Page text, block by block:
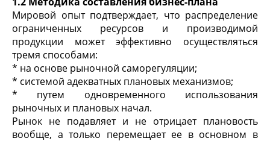
Мировой опыт подтверждает, что распределение
ограниченных ресурсов и производимой
продукции может эффективно осуществляться
тремя способами:
* на основе рыночной саморегуляции;
* системой адекватных плановых механизмов;
* путем одновременного использования
рыночных и плановых начал.
Рынок не подавляет и не отрицает плановость
вообще, а только перемещает ее в основном в